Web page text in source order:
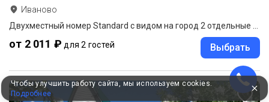
Иваново
Двухместный номер Standard с видом на город 2 отдельные кровати
от 2 011 ₽ для 2 гостей Выбрать
Чтобы улучшить работу сайта, мы используем cookies.
Подробнее